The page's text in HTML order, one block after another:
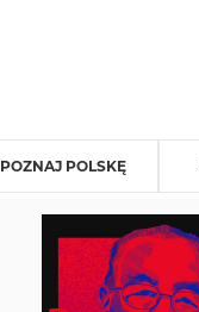
POZNAJ POLSKĘ